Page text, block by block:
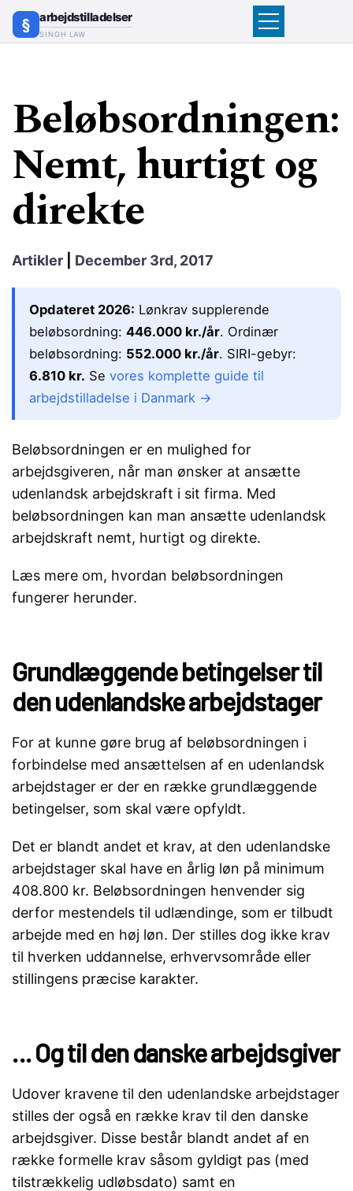
arbejdstilladelser
SINGH LAW
Beløbsordningen:
Nemt, hurtigt og
direkte
Artikler December 3rd, 2017
Opdateret 2026: Lønkrav supplerende
beløbsordning: 446.000 kr./år. Ordinær
beløbsordning: 552.000 kr./år. SIRI-gebyr:
6.810 kr. Se vores komplette guide til
arbejdstilladelse i Danmark →
Beløbsordningen er en mulighed for
arbejdsgiveren, når man ønsker at ansætte
udenlandsk arbejdskraft i sit firma. Med
beløbsordningen kan man ansætte udenlandsk
arbejdskraft nemt, hurtigt og direkte.
Læs mere om, hvordan beløbsordningen
fungerer herunder.
Grundlæggende betingelser til
den udenlandske arbejdstager
For at kunne gøre brug af beløbsordningen i
forbindelse med ansættelsen af en udenlandsk
arbejdstager er der en række grundlæggende
betingelser, som skal være opfyldt.
Det er blandt andet et krav, at den udenlandske
arbejdstager skal have en årlig løn på minimum
408.800 kr. Beløbsordningen henvender sig
derfor mestendels til udlændinge, som er tilbudt
arbejde med en høj løn. Der stilles dog ikke krav
til hverken uddannelse, erhvervsområde eller
stillingens præcise karakter.
… Og til den danske arbejdsgiver
Udover kravene til den udenlandske arbejdstager
stilles der også en række krav til den danske
arbejdsgiver. Disse består blandt andet af en
række formelle krav såsom gyldigt pas (med
tilstrækkelig udløbsdato) samt en